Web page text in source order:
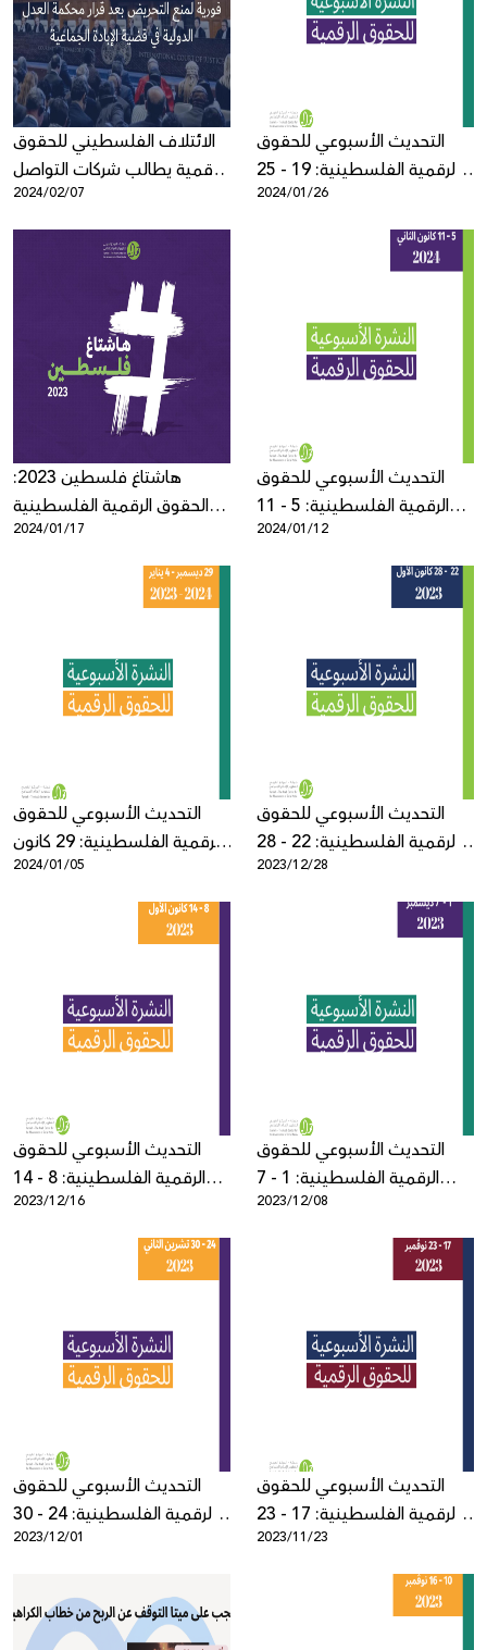
Donate
الائتلاف الفلسطيني للحقوق
الرقمية يطالب شركات التواصل
الاجتماعي باتخاذ إجراءات فورية
لمنع التحريض بعد قرار محكمة
العدل الدولية في قضية الإبادة
2024/02/07
التحديث الأسبوعي للحقوق
الرقمية الفلسطينية: 19 - 25
كانون الثاني
2024/01/26
هاشتاغ فلسطين 2023:
الحقوق الرقمية الفلسطينية
في الحرب
2024/01/17
التحديث الأسبوعي للحقوق
الرقمية الفلسطينية: 5 - 11
كانون الثاني
2024/01/12
التحديث الأسبوعي للحقوق
الرقمية الفلسطينية: 29 كانون
2024/01/05
التحديث الأسبوعي للحقوق
الرقمية الفلسطينية: 22 - 28
ديسمبر
2023/12/28
التحديث الأسبوعي للحقوق
الرقمية الفلسطينية: 8 - 14
ديسمبر
2023/12/16
التحديث الأسبوعي للحقوق
الرقمية الفلسطينية: 1 - 7
ديسمبر
2023/12/08
التحديث الأسبوعي للحقوق
الرقمية الفلسطينية: 24 - 30
نوڤمبر
2023/12/01
التحديث الأسبوعي للحقوق
الرقمية الفلسطينية: 17 - 23
نوڤمبر
2023/11/23